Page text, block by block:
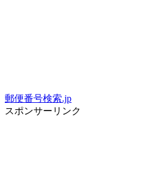
郵便番号検索.jp
スポンサーリンク